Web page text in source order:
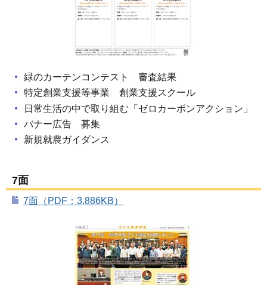
緑のカーテンコンテスト 審査結果
特定創業支援等事業 創業支援スクール
日常生活の中で取り組む「ゼロカーボンアクション」
バナー広告 募集
新規就農ガイダンス
7面
7面（PDF：3,886KB）